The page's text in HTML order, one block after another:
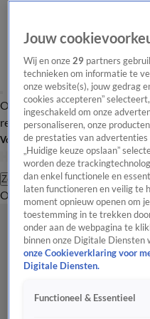
Overzicht Laatste nieuws
redactie
Volg Hart van Nederland
Zoeken
OverzichtRegioUitzendingen
Jouw
Wij en onze29 partners
technieken om informatie te
onze website(s), jouw gedrag
cookies accepteren”
ingeschakeld om onze
personaliseren, onze
de prestaties van
„Huidige keuze opslaan”
worden deze
dan enkel functionele en
laten functioneren en veilig te
moment opnieuw openen om
toestemming in te trekken
onder aan de webpagina te
binnen onze Digitale Diensten
onze Cookieverklaring voor
Digitale Diensten.
Functioneel & Essentieel